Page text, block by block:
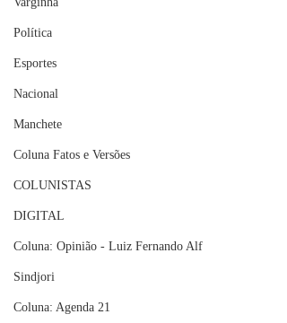
Política
Esportes
Nacional
Manchete
Coluna Fatos e Versões
COLUNISTAS
DIGITAL
Coluna: Opinião - Luiz Fernando Alf
Sindjori
Coluna: Agenda 21